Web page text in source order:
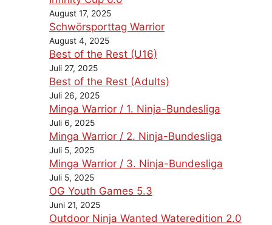
August 17, 2025
Schwörsporttag Warrior
August 4, 2025
Best of the Rest (U16)
Juli 27, 2025
Best of the Rest (Adults)
Juli 26, 2025
Minga Warrior / 1. Ninja-Bundesliga
Juli 6, 2025
Minga Warrior / 2. Ninja-Bundesliga
Juli 5, 2025
Minga Warrior / 3. Ninja-Bundesliga
Juli 5, 2025
OG Youth Games 5.3
Juni 21, 2025
Outdoor Ninja Wanted Wateredition 2.0